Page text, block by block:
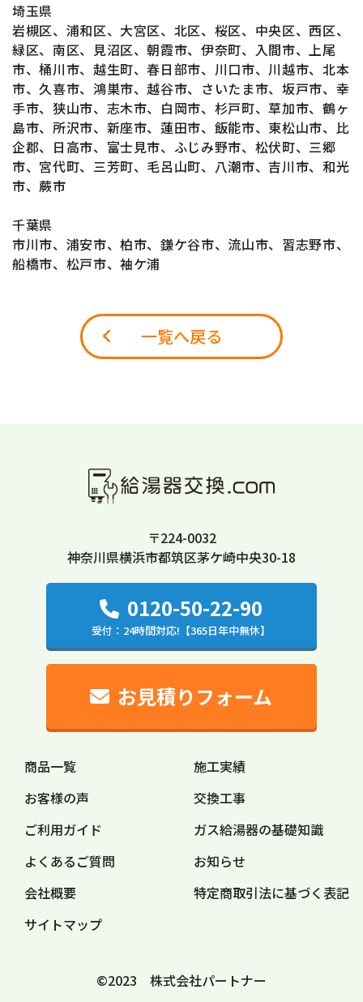
埼玉県
岩槻区、浦和区、大宮区、北区、桜区、中央区、西区、
緑区、南区、見沼区、朝霞市、伊奈町、入間市、上尾
市、桶川市、越生町、春日部市、川口市、川越市、北本
市、久喜市、鴻巣市、越谷市、さいたま市、坂戸市、幸
手市、狭山市、志木市、白岡市、杉戸町、草加市、鶴ヶ
島市、所沢市、新座市、蓮田市、飯能市、東松山市、比
企郡、日高市、富士見市、ふじみ野市、松伏町、三郷
市、宮代町、三芳町、毛呂山町、八潮市、吉川市、和光
市、蕨市
千葉県
市川市、浦安市、柏市、鎌ケ谷市、流山市、習志野市、
船橋市、松戸市、袖ケ浦
一覧へ戻る
〒224-0032
神奈川県横浜市都筑区茅ケ崎中央30-18
0120-50-22-90
受付：24時間対応!【365日年中無休】
お見積りフォーム
商品一覧
施工実績
お客様の声
交換工事
ご利用ガイド
ガス給湯器の基礎知識
よくあるご質問
お知らせ
会社概要
特定商取引法に基づく表記
サイトマップ
©2023 株式会社パートナー